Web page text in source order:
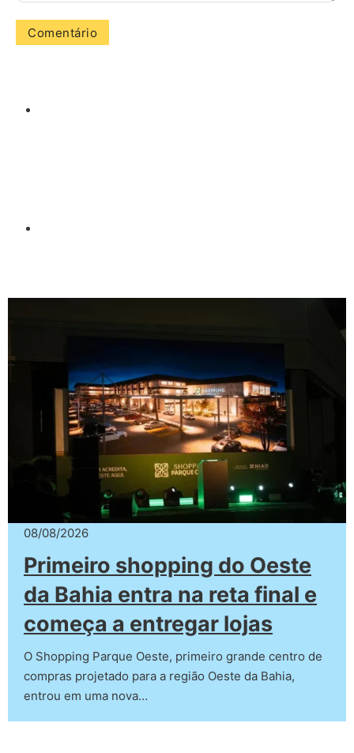
08/08/2026
Primeiro shopping do Oeste
da Bahia entra na reta final e
começa a entregar lojas
O Shopping Parque Oeste, primeiro grande centro de
compras projetado para a região Oeste da Bahia,
entrou em uma nova…